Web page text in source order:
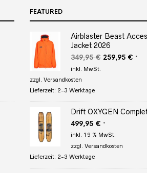
FEATURED
Airblaster Beast
Jacket 2026
349,95€ Ursprünglicher
259,95 € *
inkl. MwSt.
zzgl.Versandkosten
Lieferzeit: 2-3 Werktage
Drift OXYGEN
499,95 € *
inkl. 19 % MwSt.
zzgl.Versandkosten
Lieferzeit: 2-3 Werktage